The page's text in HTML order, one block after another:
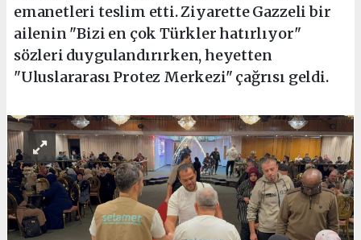
emanetleri teslim etti. Ziyarette Gazzeli bir
ailenin "Bizi en çok Türkler hatırlıyor"
sözleri duygulandırırken, heyetten
"Uluslararası Protez Merkezi" çağrısı geldi.